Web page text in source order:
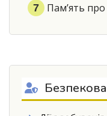
Пам’ять